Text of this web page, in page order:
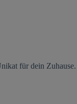
für dein Zuhause.